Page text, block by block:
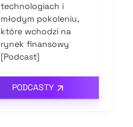
technologiach i
młodym pokoleniu,
które wchodzi na
rynek finansowy
[Podcast]
PODCASTY